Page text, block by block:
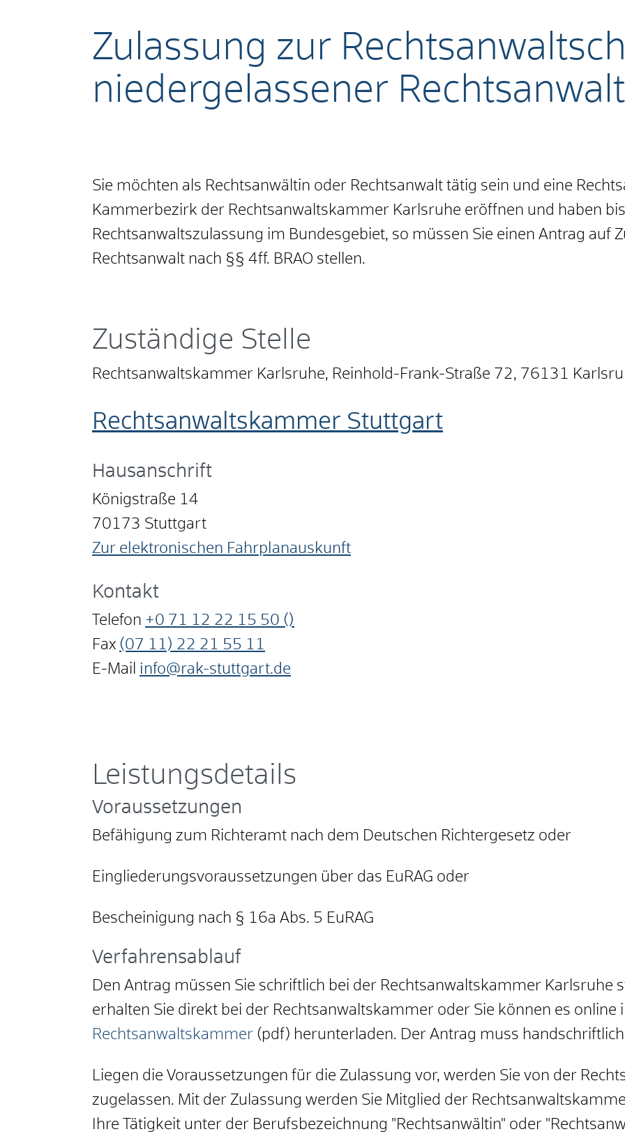
Zulassung zur
niedergelassener Rechtsanwalt
Sie möchten als Rechtsanwältin oder Rechtsanwalt tätig sein und eine
Kammerbezirk der Rechtsanwaltskammer Karlsruhe eröffnen und haben
Rechtsanwaltszulassung im Bundesgebiet, so müssen Sie einen Antrag auf
Rechtsanwalt nach §§ 4ff. BRAO stellen.
Zuständige Stelle
Rechtsanwaltskammer Karlsruhe, Reinhold-Frank-Straße 72, 76131
Rechtsanwaltskammer Stuttgart
Hausanschrift
Königstraße 14
70173 Stuttgart
Zur elektronischen Fahrplanauskunft
Kontakt
Telefon +0 71 12 22 15 50 ()
Fax (07 11) 22 21 55 11
E-Mail info@rak-stuttgart.de
Leistungsdetails
Voraussetzungen
Befähigung zum Richteramt nach dem Deutschen Richtergesetz oder
Eingliederungsvoraussetzungen über das EuRAG oder
Bescheinigung nach § 16a Abs. 5 EuRAG
Verfahrensablauf
Den Antrag müssen Sie schriftlich bei der Rechtsanwaltskammer Karlsruhe
erhalten Sie direkt bei der Rechtsanwaltskammer oder Sie können es online
Rechtsanwaltskammer (pdf) herunterladen. Der Antrag muss
Liegen die Voraussetzungen für die Zulassung vor, werden Sie von der
zugelassen. Mit der Zulassung werden Sie Mitglied der
Ihre Tätigkeit unter der Berufsbezeichnung "Rechtsanwältin" oder